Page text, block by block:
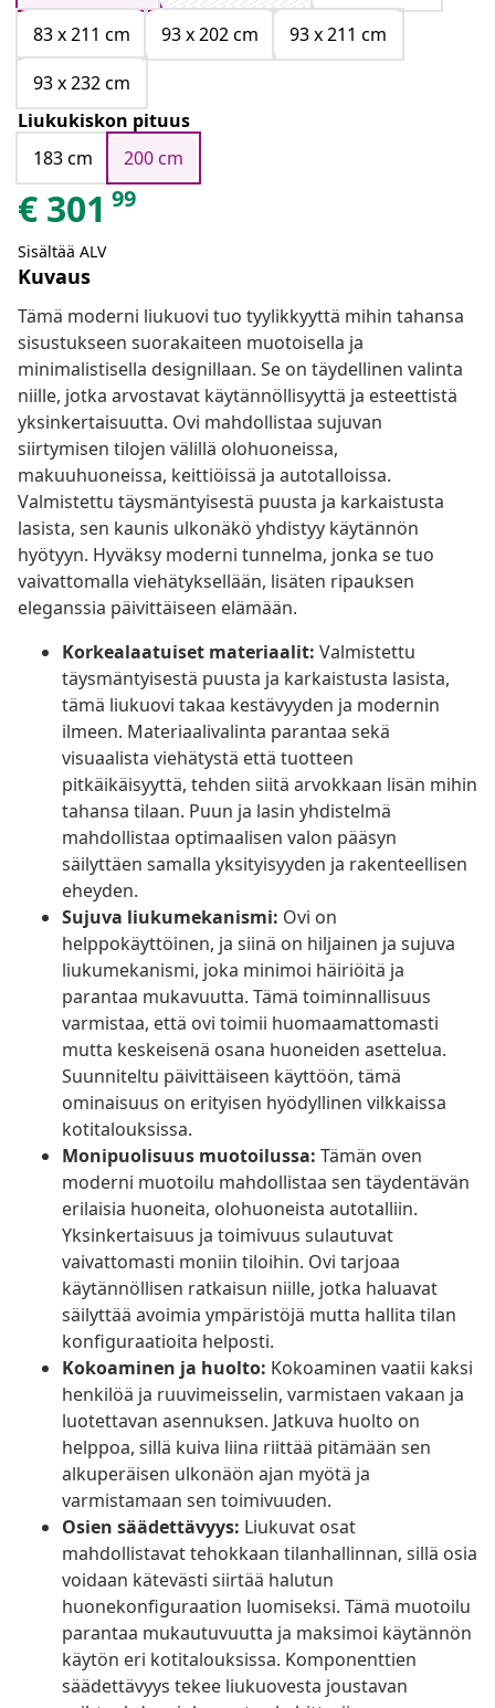
83 x 211 cm
93 x 202 cm
93 x 211 cm
93 x 232 cm
Liukukiskon pituus
183 cm
200 cm
€ 301 99
Sisältää ALV
Kuvaus
Tämä moderni liukuovi tuo tyylikkyyttä mihin tahansa
sisustukseen suorakaiteen muotoisella ja
minimalistisella designillaan. Se on täydellinen valinta
niille, jotka arvostavat käytännöllisyyttä ja esteettistä
yksinkertaisuutta. Ovi mahdollistaa sujuvan
siirtymisen tilojen välillä olohuoneissa,
makuuhuoneissa, keittiöissä ja autotalloissa.
Valmistettu täysmäntyisestä puusta ja karkaistusta
lasista, sen kaunis ulkonäkö yhdistyy käytännön
hyötyyn. Hyväksy moderni tunnelma, jonka se tuo
vaivattomalla viehätyksellään, lisäten ripauksen
eleganssia päivittäiseen elämään.
Korkealaatuiset materiaalit: Valmistettu
täysmäntyisestä puusta ja karkaistusta lasista,
tämä liukuovi takaa kestävyyden ja modernin
ilmeen. Materiaalivalinta parantaa sekä
visuaalista viehätystä että tuotteen
pitkäikäisyyttä, tehden siitä arvokkaan lisän mihin
tahansa tilaan. Puun ja lasin yhdistelmä
mahdollistaa optimaalisen valon pääsyn
säilyttäen samalla yksityisyyden ja rakenteellisen
eheyden.
Sujuva liukumekanismi: Ovi on
helppokäyttöinen, ja siinä on hiljainen ja sujuva
liukumekanismi, joka minimoi häiriöitä ja
parantaa mukavuutta. Tämä toiminnallisuus
varmistaa, että ovi toimii huomaamattomasti
mutta keskeisenä osana huoneiden asettelua.
Suunniteltu päivittäiseen käyttöön, tämä
ominaisuus on erityisen hyödyllinen vilkkaissa
kotitalouksissa.
Monipuolisuus muotoilussa: Tämän oven
moderni muotoilu mahdollistaa sen täydentävän
erilaisia huoneita, olohuoneista autotalliin.
Yksinkertaisuus ja toimivuus sulautuvat
vaivattomasti moniin tiloihin. Ovi tarjoaa
käytännöllisen ratkaisun niille, jotka haluavat
säilyttää avoimia ympäristöjä mutta hallita tilan
konfiguraatioita helposti.
Kokoaminen ja huolto: Kokoaminen vaatii kaksi
henkilöä ja ruuvimeisselin, varmistaen vakaan ja
luotettavan asennuksen. Jatkuva huolto on
helppoa, sillä kuiva liina riittää pitämään sen
alkuperäisen ulkonäön ajan myötä ja
varmistamaan sen toimivuuden.
Osien säädettävyys: Liukuvat osat
mahdollistavat tehokkaan tilanhallinnan, sillä osia
voidaan kätevästi siirtää halutun
huonekonfiguraation luomiseksi. Tämä muotoilu
parantaa mukautuvuutta ja maksimoi käytännön
käytön eri kotitalouksissa. Komponenttien
säädettävyys tekee liukuovesta joustavan